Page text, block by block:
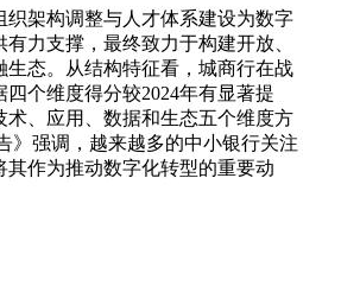
织架构调整与人才体系建设为数字
力支撑，最终致力于构建开放、
生态。从结构特征看，城商行在战
个维度得分较2024年有显著提
术、应用、数据和生态五个维度方
》强调，越来越多的中小银行关注
其作为推动数字化转型的重要动